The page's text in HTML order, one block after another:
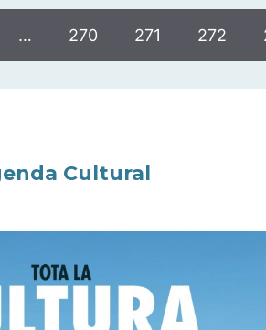
… 270 271 272
Cultural